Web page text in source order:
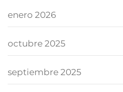
enero 2026
octubre 2025
septiembre 2025